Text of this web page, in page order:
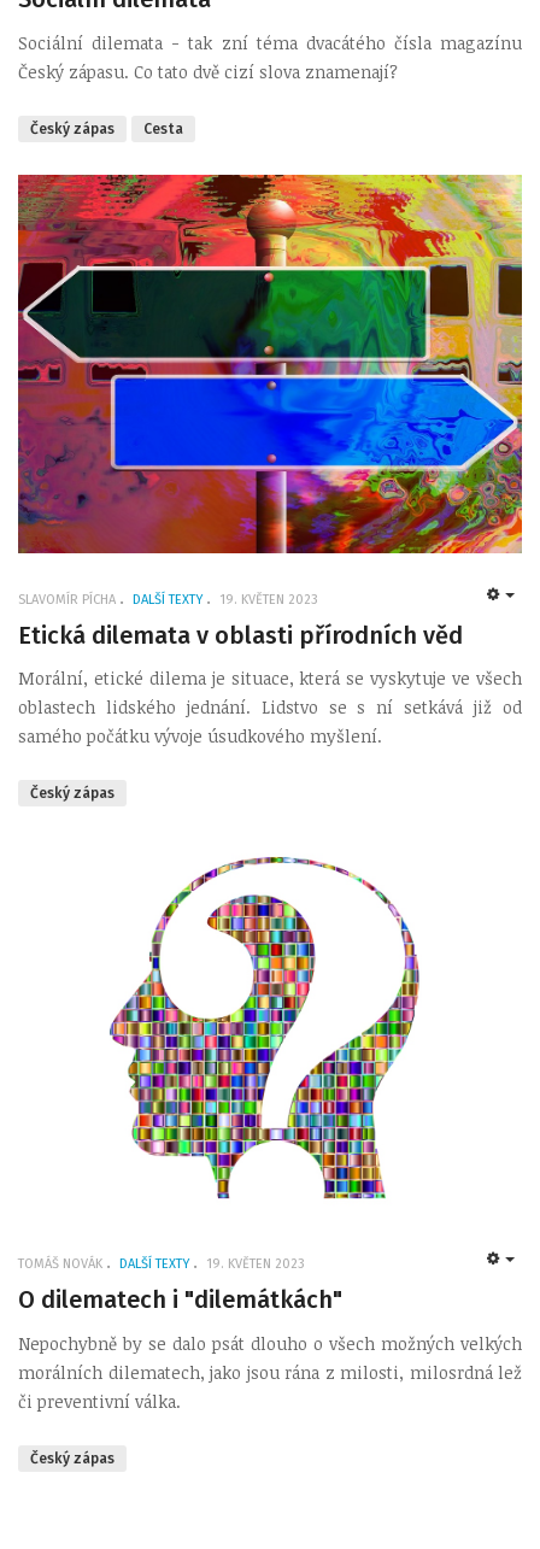
Sociální dilemata - tak zní téma dvacátého čísla magazínu
Český zápasu. Co tato dvě cizí slova znamenají?
Český zápas Cesta
SLAVOMÍR PÍCHA DALŠÍ TEXTY 19. KVĚTEN 2023
Etická dilemata v oblasti přírodních věd
Morální, etické dilema je situace, která se vyskytuje ve všech
oblastech lidského jednání. Lidstvo se s ní setkává již od
samého počátku vývoje úsudkového myšlení.
Český zápas
TOMÁŠ NOVÁK DALŠÍ TEXTY 19. KVĚTEN 2023
O dilematech i "dilemátkách"
Nepochybně by se dalo psát dlouho o všech možných velkých
morálních dilematech, jako jsou rána z milosti, milosrdná lež
či preventivní válka.
Český zápas